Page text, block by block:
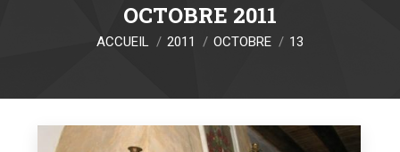
OCTOBRE 2011
Vous êtes ici :ACCUEIL 2011 OCTOBRE 13